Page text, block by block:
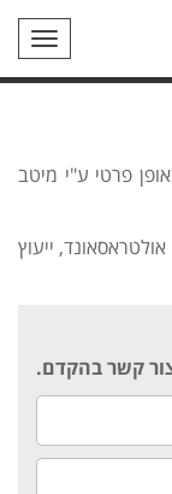
פרטי ע"י מיטב
ייעוץ
קשר בהקדם.